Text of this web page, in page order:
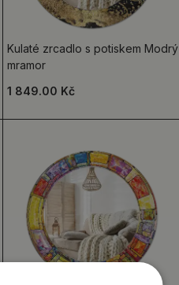
Kulaté zrcadlo s potiskem Modrý
mramor
1 849.00 Kč